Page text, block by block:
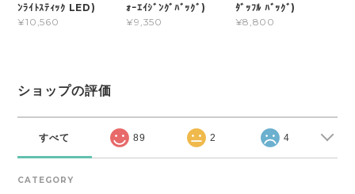
ﾝﾗｲﾄｽﾃｨｯｸ LED)
¥10,560
ｫｰｴｲｼﾞﾝｸﾞﾊﾞｯｸﾞ)
¥9,350
ﾀﾞｯﾌﾙ ﾊﾞｯｸﾞ)
¥8,800
ショップの評価
すべて 89 2 4
CATEGORY